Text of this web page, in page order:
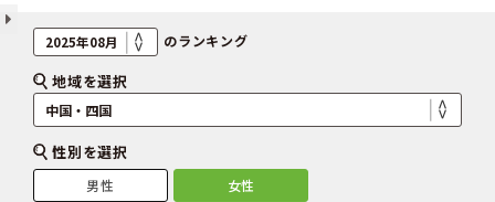
のランキング
地域を選択
性別を選択
男性 女性